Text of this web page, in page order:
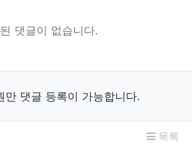
댓글이 없습니다.
만 댓글 등록이 가능합니다.
목록